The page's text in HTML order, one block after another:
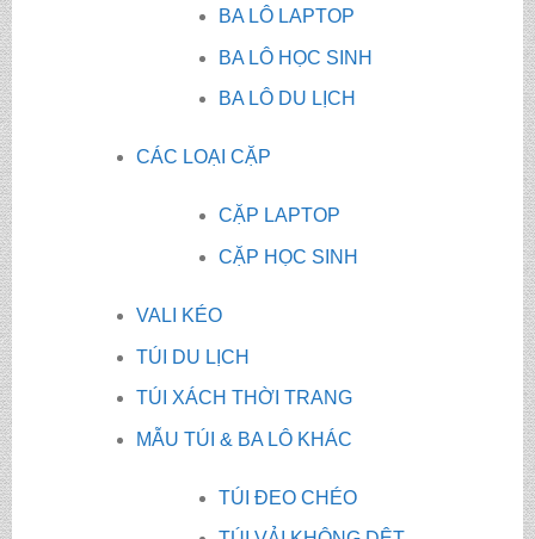
BA LÔ LAPTOP
BA LÔ HỌC SINH
BA LÔ DU LỊCH
CÁC LOẠI CẶP
CẶP LAPTOP
CẶP HỌC SINH
VALI KÉO
TÚI DU LỊCH
TÚI XÁCH THỜI TRANG
MẪU TÚI & BA LÔ KHÁC
TÚI ĐEO CHÉO